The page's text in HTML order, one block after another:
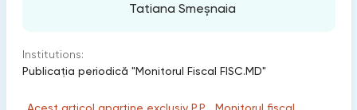
Tatiana Smeșnaia
Institutions:
Publicaţia periodică "Monitorul Fiscal FISC.MD"